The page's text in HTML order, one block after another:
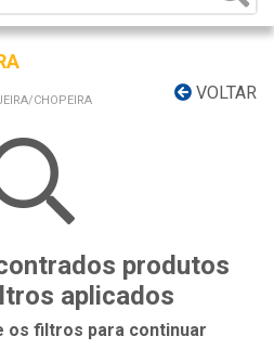
VOLTAR
CHOPEIRA
produtos
aplicados
os filtros para continuar